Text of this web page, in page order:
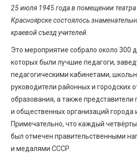
25 июля 1945 года в помещении
Красноярске состоялось
краевой съезд учителей
Это мероприятие собрало около 300
которых были лучшие педагоги,
педагогическими кабинетами,
руководители районных и городских
образования, а также представители
и общественных организаций города
Примечательно, что каждый
был отмечен правительственными
и медалями СССР.